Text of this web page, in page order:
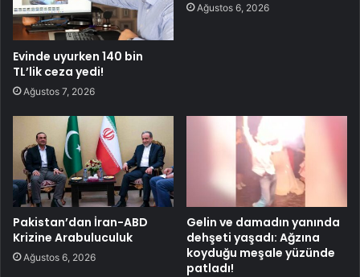
Evinde uyurken 140 bin
TL’lik ceza yedi!
Ağustos 7, 2026
Ağustos 6, 2026
Pakistan’dan İran-ABD
Krizine Arabuluculuk
Ağustos 6, 2026
Gelin ve damadın yanında
dehşeti yaşadı: Ağzına
koyduğu meşale yüzünde
patladı!